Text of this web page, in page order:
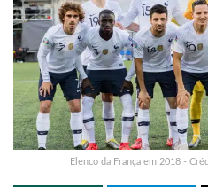
Elenco da França em 2018 -